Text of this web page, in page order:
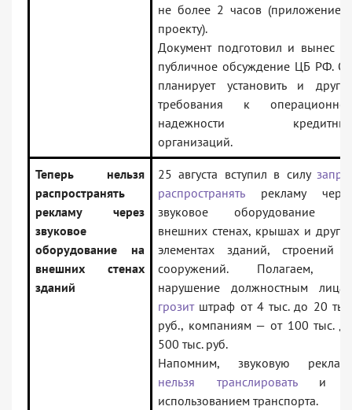
не более 2 часов (приложение
проекту).
Документ подготовил и вынес
публичное обсуждение ЦБ РФ.
планирует установить и
требования к
надежности
организаций.
Теперь нельзя
распространять
рекламу через
звуковое
оборудование на
внешних стенах
зданий
25 августа вступил в силу
распространятьрекламу
звуковое оборудование
внешних стенах, крышах и
элементах зданий, строений
сооружений. Полагаем,
нарушение должностным
грозитштраф от 4 тыс. до 20
руб., компаниям — от 100 тыс.
500 тыс. руб.
Напомним, звуковую
нельзя транслироватьи
использованием транспорта.